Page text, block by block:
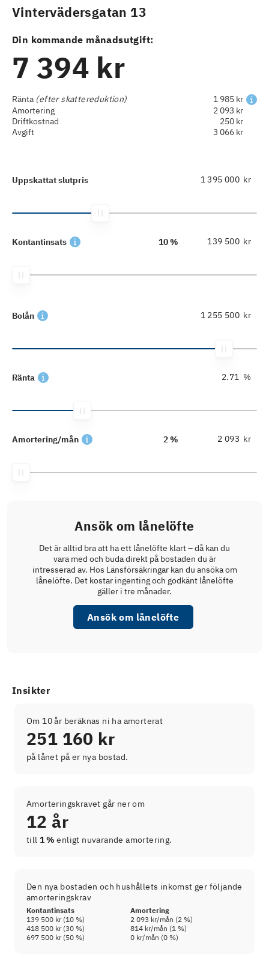
Vintervädersgatan 13
Din kommande månadsutgift:
7 394 kr
Ränta (efter skattereduktion)
1 985 kr
Amortering
2 093 kr
Driftkostnad
250 kr
Avgift
3 066 kr
Uppskattat slutpris kr
Kontantinsats 10 % kr
Bolån kr
Ränta %
Amortering/mån 2 % kr
Ansök om lånelöfte
Det är alltid bra att ha ett lånelöfte klart – då kan du
vara med och buda direkt på bostaden du är
intresserad av. Hos Länsförsäkringar kan du ansöka om
lånelöfte. Det kostar ingenting och godkänt lånelöfte
gäller i tre månader.
Ansök om lånelöfte
Insikter
Om 10 år beräknas ni ha amorterat
251 160 kr
på lånet på er nya bostad.
Amorteringskravet går ner om
12 år
till 1 % enligt nuvarande amortering.
Den nya bostaden och hushållets inkomst ger följande
amorteringskrav
Kontantinsats
Amortering
139 500 kr(10 %) 2 093 kr/mån (2 %)
418 500 kr(30 %) 814 kr/mån (1 %)
697 500 kr(50 %) 0 kr/mån (0 %)